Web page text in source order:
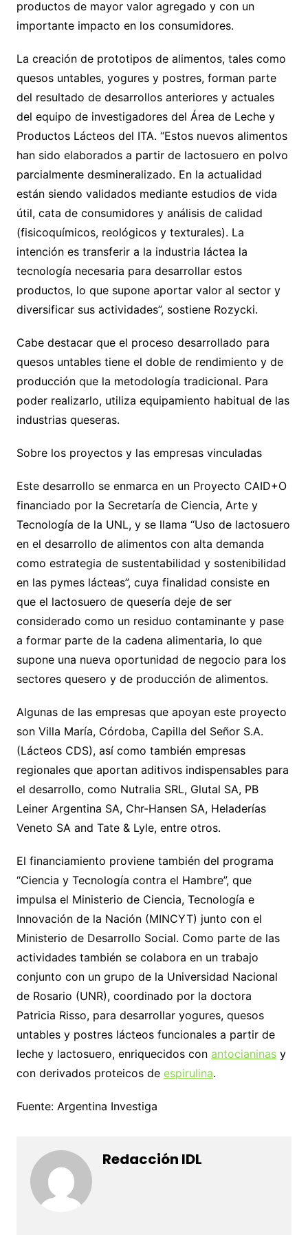
productos de mayor valor agregado y con un
importante impacto en los consumidores.
La creación de prototipos de alimentos, tales como
quesos untables, yogures y postres, forman parte
del resultado de desarrollos anteriores y actuales
del equipo de investigadores del Área de Leche y
Productos Lácteos del ITA. “Estos nuevos alimentos
han sido elaborados a partir de lactosuero en polvo
parcialmente desmineralizado. En la actualidad
están siendo validados mediante estudios de vida
útil, cata de consumidores y análisis de calidad
(fisicoquímicos, reológicos y texturales). La
intención es transferir a la industria láctea la
tecnología necesaria para desarrollar estos
productos, lo que supone aportar valor al sector y
diversificar sus actividades”, sostiene Rozycki.
Cabe destacar que el proceso desarrollado para
quesos untables tiene el doble de rendimiento y de
producción que la metodología tradicional. Para
poder realizarlo, utiliza equipamiento habitual de las
industrias queseras.
Sobre los proyectos y las empresas vinculadas
Este desarrollo se enmarca en un Proyecto CAID+O
financiado por la Secretaría de Ciencia, Arte y
Tecnología de la UNL, y se llama “Uso de lactosuero
en el desarrollo de alimentos con alta demanda
como estrategia de sustentabilidad y sostenibilidad
en las pymes lácteas”, cuya finalidad consiste en
que el lactosuero de quesería deje de ser
considerado como un residuo contaminante y pase
a formar parte de la cadena alimentaria, lo que
supone una nueva oportunidad de negocio para los
sectores quesero y de producción de alimentos.
Algunas de las empresas que apoyan este proyecto
son Villa María, Córdoba, Capilla del Señor S.A.
(Lácteos CDS), así como también empresas
regionales que aportan aditivos indispensables para
el desarrollo, como Nutralia SRL, Glutal SA, PB
Leiner Argentina SA, Chr-Hansen SA, Heladerías
Veneto SA and Tate & Lyle, entre otros.
El financiamiento proviene también del programa
“Ciencia y Tecnología contra el Hambre”, que
impulsa el Ministerio de Ciencia, Tecnología e
Innovación de la Nación (MINCYT) junto con el
Ministerio de Desarrollo Social. Como parte de las
actividades también se colabora en un trabajo
conjunto con un grupo de la Universidad Nacional
de Rosario (UNR), coordinado por la doctora
Patricia Risso, para desarrollar yogures, quesos
untables y postres lácteos funcionales a partir de
leche y lactosuero, enriquecidos con antocianinasy
con derivados proteicos de espirulina.
Fuente: Argentina Investiga
Redacción IDL